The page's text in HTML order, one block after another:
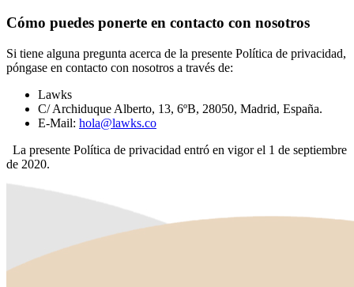
Cómo puedes ponerte en contacto con nosotros
Si tiene alguna pregunta acerca de la presente Política de privacidad,
póngase en contacto con nosotros a través de:
Lawks
C/ Archiduque Alberto, 13, 6ºB, 28050, Madrid, España.
E-Mail: hola@lawks.co
La presente Política de privacidad entró en vigor el 1 de septiembre
de 2020.